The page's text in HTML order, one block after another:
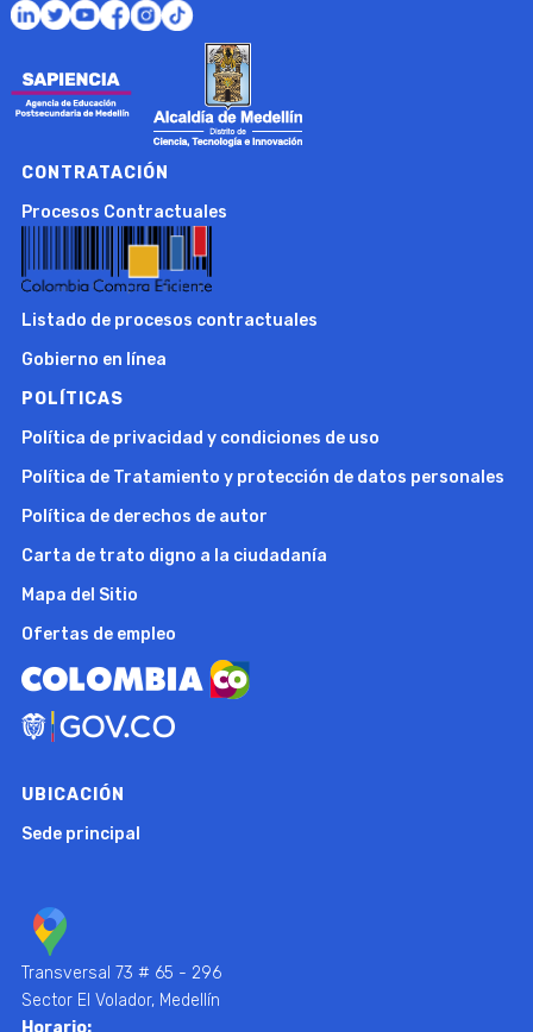
CONTRATACIÓN
Procesos Contractuales
Listado de procesos contractuales
Gobierno en línea
POLÍTICAS
Política de privacidad y condiciones de uso
Política de Tratamiento y protección de datos personales
Política de derechos de autor
Carta de trato digno a la ciudadanía
Mapa del Sitio
Ofertas de empleo
UBICACIÓN
Sede principal
Transversal 73 # 65 - 296
Sector El Volador, Medellín